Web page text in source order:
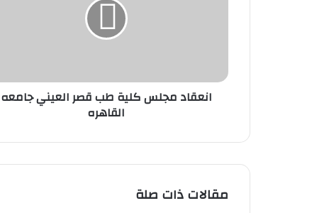
انعقاد مجلس كلية طب قصر العيني جامعه
القاهره
مقالات ذات صلة